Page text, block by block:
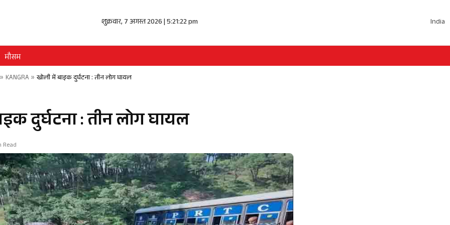
शुक्रवार, 7 अगस्त 2026 | 5:21:22 pm India
मौसम
» KANGRA » खोली में बाइक दुर्घटना : तीन लोग घायल
दुर्घटना : तीन लोग घायल
Read